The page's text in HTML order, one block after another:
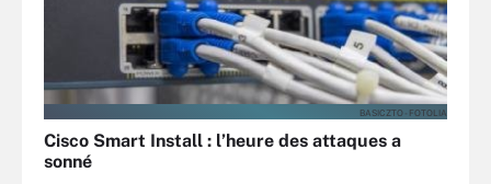
BASICZTO - FOTOLIA
Cisco Smart Install : l’heure des attaques a
sonné